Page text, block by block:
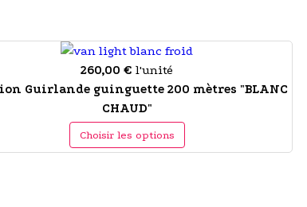
260,00 € l'unité
Guirlande guinguette 200 mètres "BLANC
CHAUD"
Choisir les options